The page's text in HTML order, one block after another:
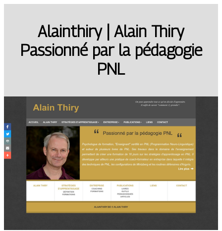
Alainthiry | Alain Thiry
Passionné par la pédagogie
PNL